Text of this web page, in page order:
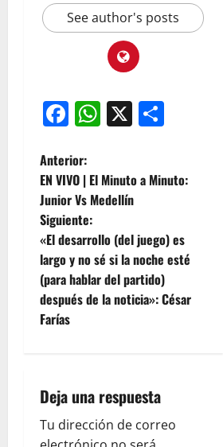
See author's posts
Facebook
WhatsApp
X
Anterior:
EN VIVO | El Minuto a Minuto:
Junior Vs Medellín
Siguiente:
«El desarrollo (del juego) es
largo y no sé si la noche esté
(para hablar del partido)
después de la noticia»: César
Farías
Deja una respuesta
Tu dirección de correo